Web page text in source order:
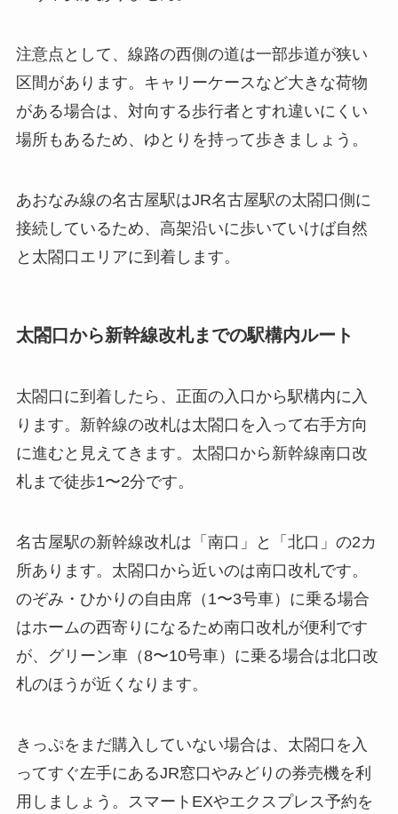
注意点として、線路の西側の道は一部歩道が狭い
区間があります。キャリーケースなど大きな荷物
がある場合は、対向する歩行者とすれ違いにくい
場所もあるため、ゆとりを持って歩きましょう。
あおなみ線の名古屋駅はJR名古屋駅の太閤口側に
接続しているため、高架沿いに歩いていけば自然
と太閤口エリアに到着します。
太閤口から新幹線改札までの駅構内ルート
太閤口に到着したら、正面の入口から駅構内に入
ります。新幹線の改札は太閤口を入って右手方向
に進むと見えてきます。太閤口から新幹線南口改
札まで徒歩1〜2分です。
名古屋駅の新幹線改札は「南口」と「北口」の2カ
所あります。太閤口から近いのは南口改札です。
のぞみ・ひかりの自由席（1〜3号車）に乗る場合
はホームの西寄りになるため南口改札が便利です
が、グリーン車（8〜10号車）に乗る場合は北口改
札のほうが近くなります。
きっぷをまだ購入していない場合は、太閤口を入
ってすぐ左手にあるJR窓口やみどりの券売機を利
用しましょう。スマートEXやエクスプレス予約を